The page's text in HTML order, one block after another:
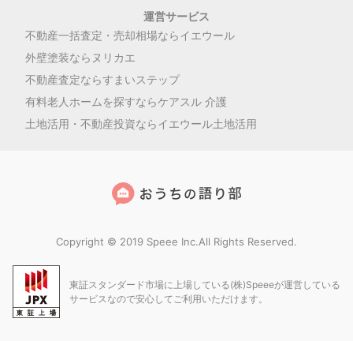
運営サービス
不動産一括査定・売却相場ならイエウール
外壁塗装ならヌリカエ
不動産査定ならすまいステップ
有料老人ホームを探すならケアスル 介護
土地活用・不動産投資ならイエウール土地活用
Copyright © 2019 Speee Inc.All Rights Reserved.
東証スタンダード市場に上場している(株)Speeeが運営している
サービスなので安心してご利用いただけます。